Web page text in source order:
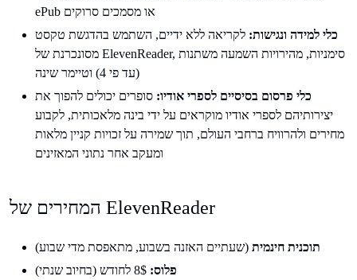
ePub או מסמכים סרוקים
כלי למידה ונגישות: לקריאה ללא ידיים, השתמש בהדגשת טקסט
מסונכרנת של ElevenReader, סימניות, מהירויות השמעה משתנות
(עד פי 4) וטיימר שינה
כלי פרסום בסיסיים לספרי אודיו: סופרים יכולים להפוך את
יצירותיהם לספרי אודיו מוקראים על ידי בינה מלאכותית, לקבוע
מחירים ולהרוויח ברחבי העולם, תוך שמירה על זכויות קניין מלאות
ומעקב אחר נתוני המאזינים
המחירים של ElevenReader
תוכנית חינמית (שעתיים האזנה בשבוע, מתאפסת מדי שבוע)
פלוס: 8$ לחודש (בחיוב שנתי)